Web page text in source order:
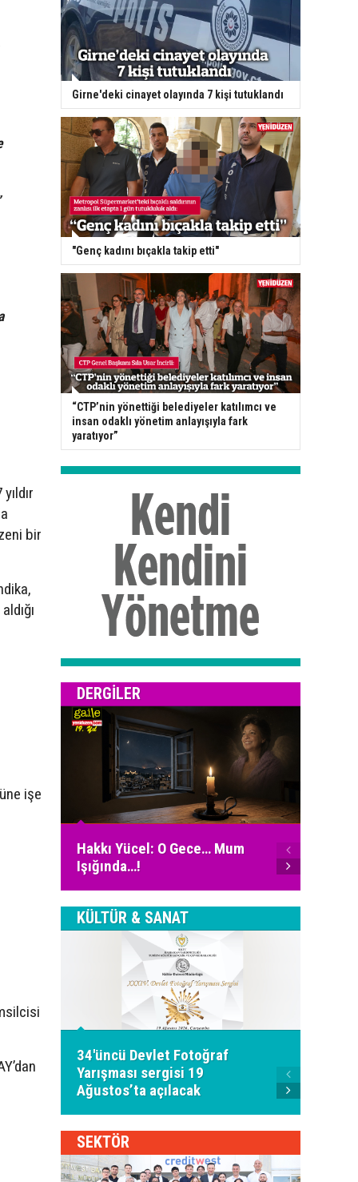
bir
işe
Girne'deki cinayet olayında 7 kişi tutuklandı
"Genç kadını bıçakla takip etti"
“CTP’nin yönettiği belediyeler katılımcı ve
insan odaklı yönetim anlayışıyla fark
yaratıyor”
DERGILER
Hakkı Yücel: O Gece… Mum
Işığında…!
KÜLTÜR & SANAT
34'üncü Devlet Fotoğraf
Yarışması sergisi 19
Ağustos’ta açılacak
SEKTÖR